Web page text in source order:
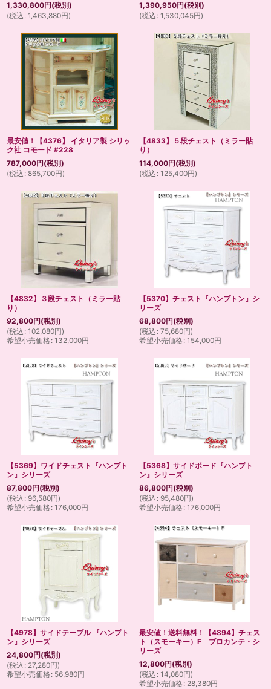
1,330,800円(税別)
(税込 : 1,463,880円)
1,390,950円(税別)
(税込 : 1,530,045円)
最安値！【4376】 イタリア製 シリッ
ク社 コモード #228
787,000円(税別)
(税込 : 865,700円)
【4833】５段チェスト（ミラー貼
り）
114,000円(税別)
(税込 : 125,400円)
【4832】３段チェスト（ミラー貼
り）
92,800円(税別)
(税込 : 102,080円)
希望小売価格: 132,000円
【5370】チェスト『ハンプトン』シ
リーズ
68,800円(税別)
(税込 : 75,680円)
希望小売価格: 154,000円
【5369】ワイドチェスト『ハンプト
ン』シリーズ
87,800円(税別)
(税込 : 96,580円)
希望小売価格: 176,000円
【5368】サイドボード『ハンプト
ン』シリーズ
86,800円(税別)
(税込 : 95,480円)
希望小売価格: 176,000円
【4978】サイドテーブル 『ハンプト
ン』シリーズ
24,800円(税別)
(税込 : 27,280円)
希望小売価格: 56,980円
最安値！送料無料！【4894】チェス
ト（スモーキー）F ブロカンテ・シ
リーズ
12,800円(税別)
(税込 : 14,080円)
希望小売価格: 28,380円